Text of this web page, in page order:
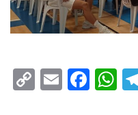
C
E
F
W